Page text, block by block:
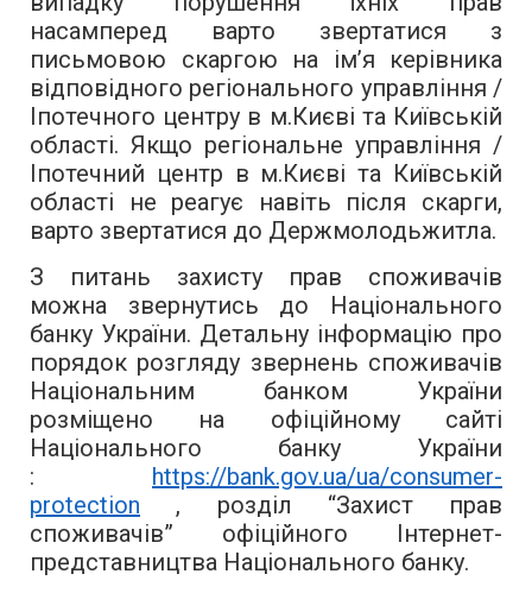
насамперед варто звертатися з
письмовою скаргою на ім’я керівника
відповідного регіонального управління /
Іпотечного центру в м.Києві та Київській
області. Якщо регіональне управління /
Іпотечний центр в м.Києві та Київській
області не реагує навіть після скарги,
варто звертатися до Держмолодьжитла.
З питань захисту прав споживачів
можна звернутись до Національного
банку України. Детальну інформацію про
порядок розгляду звернень споживачів
Національним банком України
розміщено на офіційному сайті
Національного банку України
: https://bank.gov.ua/ua/consumer-
protection , розділ “Захист прав
споживачів” офіційного Інтернет-
представництва Національного банку.